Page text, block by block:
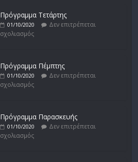
Πρόγραμμα Τετάρτης
01/10/2020
Δεν επιτρέπεται
σχολιασμός
Πρόγραμμα Πέμπτης
01/10/2020
Δεν επιτρέπεται
σχολιασμός
Πρόγραμμα Παρασκευής
01/10/2020
Δεν επιτρέπεται
σχολιασμός